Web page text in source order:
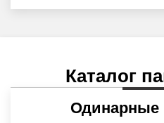
Каталог